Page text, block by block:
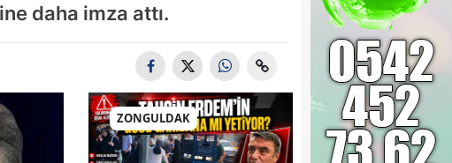
daha imza attı.
ZONGULDAK